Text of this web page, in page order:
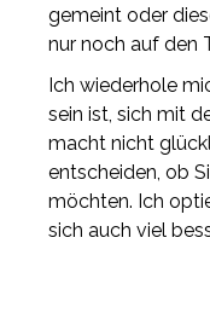
gemeint oder
nur noch auf den
Ich wiederhole
sein ist, sich mit
macht nicht
entscheiden, ob
möchten. Ich
sich auch viel